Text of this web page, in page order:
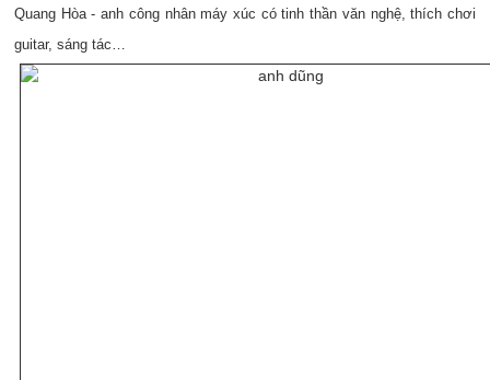
Quang Hòa - anh công nhân máy xúc có tinh thần văn nghệ, thích chơi
guitar, sáng tác…